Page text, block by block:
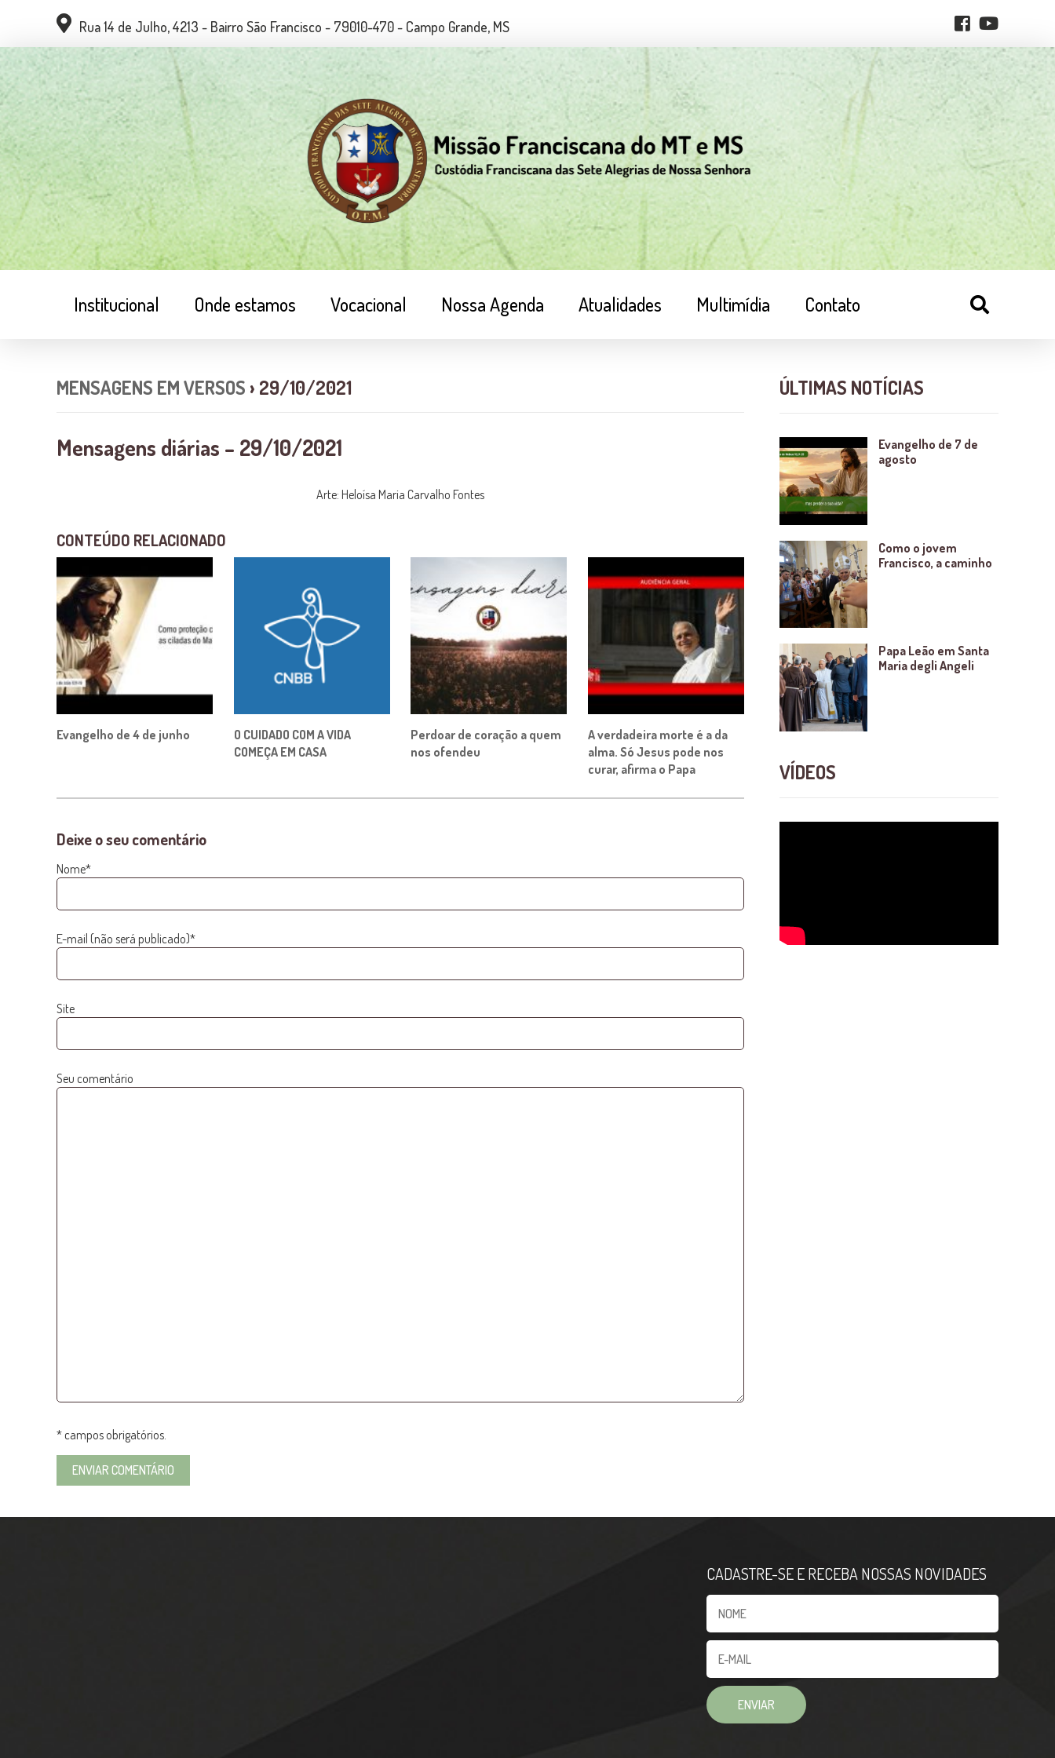
Rua 14 de Julho, 4213 - Bairro São Francisco - 79010-470 - Campo Grande, MS
Institucional Onde estamos Vocacional Nossa Agenda Atualidades Multimídia Contato
MENSAGENS EM VERSOS › 29/10/2021
Mensagens diárias – 29/10/2021
Arte: Heloísa Maria Carvalho Fontes
CONTEÚDO RELACIONADO
Evangelho de 4 de junho
O CUIDADO COM A VIDA
COMEÇA EM CASA
Perdoar de coração a quem
nos ofendeu
A verdadeira morte é a da
alma. Só Jesus pode nos
curar, afirma o Papa
Deixe o seu comentário
Nome*
E-mail (não será publicado)*
Site
Seu comentário
* campos obrigatórios.
ÚLTIMAS NOTÍCIAS
Evangelho de 7 de
agosto
Como o jovem
Francisco, a caminho
Papa Leão em Santa
Maria degli Angeli
VÍDEOS
CADASTRE-SE E RECEBA NOSSAS NOVIDADES